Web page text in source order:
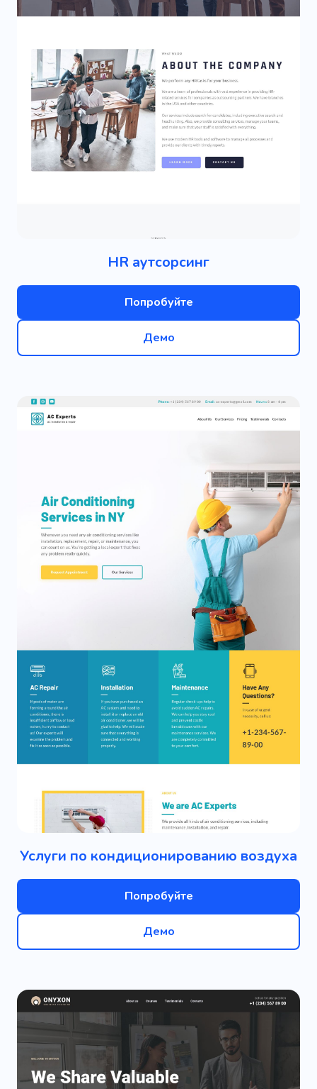
HR аутсорсинг
Попробуйте
Демо
Услуги по кондиционированию воздуха
Попробуйте
Демо